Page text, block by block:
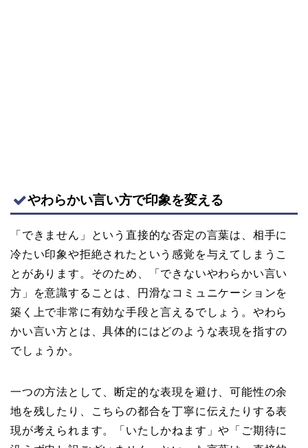
やわらかい言い方で印象を変える
「できません」という直接的な否定の言葉は、相手に
冷たい印象や拒絶されたという感覚を与えてしまうこ
とがあります。そのため、「できないやわらかい言い
方」を意識することは、円滑なコミュニケーションを
築く上で非常に有効な手段と言えるでしょう。やわら
かい言い方とは、具体的にはどのような表現を指すの
でしょうか。
一つの方法として、断定的な表現を避け、可能性の余
地を残したり、こちらの都合を丁寧に伝えたりする表
現が考えられます。「いたしかねます」や「ご期待に